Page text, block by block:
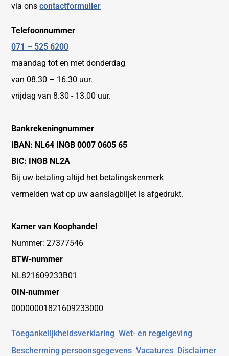
via onscontactformulier
Telefoonnummer
071 – 525 6200
maandag tot en met donderdag
van 08.30 – 16.30 uur.
vrijdag van 8.30 - 13.00 uur.
Bankrekeningnummer
IBAN: NL64 INGB 0007 0605 65
BIC: INGB NL2A
Bij uw betaling altijd het betalingskenmerk
vermelden wat op uw aanslagbiljet is afgedrukt.
Kamer van Koophandel
Nummer: 27377546
BTW-nummer
NL821609233B01
OIN-nummer
00000001821609233000
Toegankelijkheidsverklaring Wet- en regelgeving
Bescherming persoonsgegevens Vacatures Disclaimer